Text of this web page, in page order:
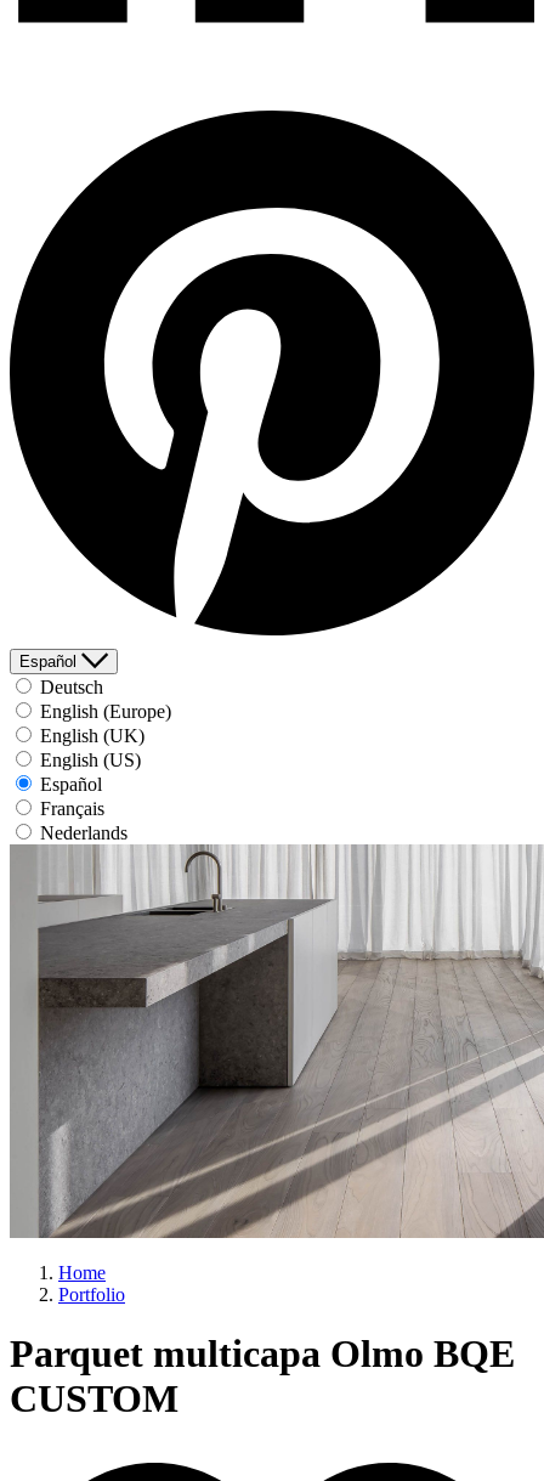
Español
Deutsch
English (Europe)
English (UK)
English (US)
Español
Français
Nederlands
Home
Portfolio
Parquet multicapa Olmo BQE
CUSTOM